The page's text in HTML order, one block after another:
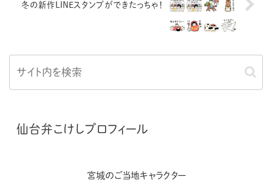
冬の新作LINEスタンプができたっちゃ！
仙台弁こけしプロフィール
宮城のご当地キャラクター